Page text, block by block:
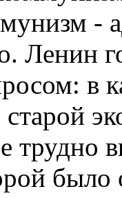
-
Ленин
в
трудно